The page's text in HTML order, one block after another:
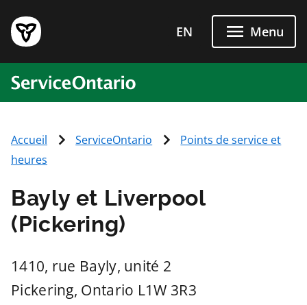
EN Menu
Accueil ServiceOntario
Points de service et
heures
Bayly et Liverpool
(Pickering)
1410, rue Bayly, unité 2
Pickering, Ontario L1W 3R3